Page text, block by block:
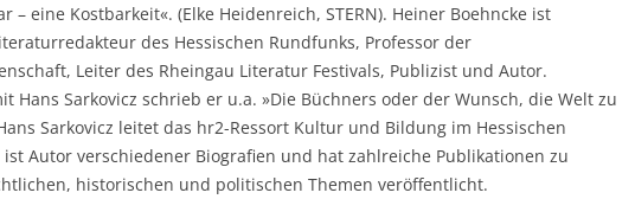
– eine Kostbarkeit«. (Elke Heidenreich, STERN). Heiner Boehncke ist
des Hessischen Rundfunks, Professor der
Leiter des Rheingau Literatur Festivals, Publizist und Autor.
Hans Sarkovicz schrieb er u.a. »Die Büchners oder der Wunsch, die Welt zu
Sarkovicz leitet das hr2-Ressort Kultur und Bildung im Hessischen
ist Autor verschiedener Biografien und hat zahlreiche Publikationen zu
historischen und politischen Themen veröffentlicht.